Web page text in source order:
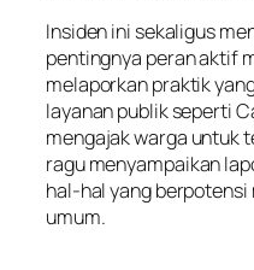
Insiden ini sekaligus
pentingnya peran aktif
melaporkan praktik
layanan publik seperti
mengajak warga untuk
ragu menyampaikan
hal-hal yang
umum.